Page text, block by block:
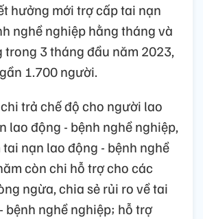
hưởng mới trợ cấp tai nạn
nghề nghiệp hằng tháng và
trong 3 tháng đầu năm 2023,
1.700 người.
trả chế độ cho người lao
lao động - bệnh nghề nghiệp,
tai nạn lao động - bệnh nghề
còn chi hỗ trợ cho các
ngừa, chia sẻ rủi ro về tai
bệnh nghề nghiệp; hỗ trợ